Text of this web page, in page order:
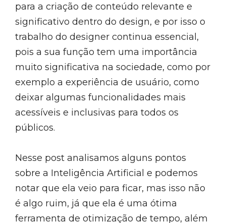
para a criação de conteúdo relevante e
significativo dentro do design, e por isso o
trabalho do designer continua essencial,
pois a sua função tem uma importância
muito significativa na sociedade, como por
exemplo a experiência de usuário, como
deixar algumas funcionalidades mais
acessíveis e inclusivas para todos os
públicos.
Nesse post analisamos alguns pontos
sobre a Inteligência Artificial e podemos
notar que ela veio para ficar, mas isso não
é algo ruim, já que ela é uma ótima
ferramenta de otimização de tempo, além